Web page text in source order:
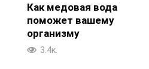
Как медовая вода
поможет вашему
организму
3.4к.